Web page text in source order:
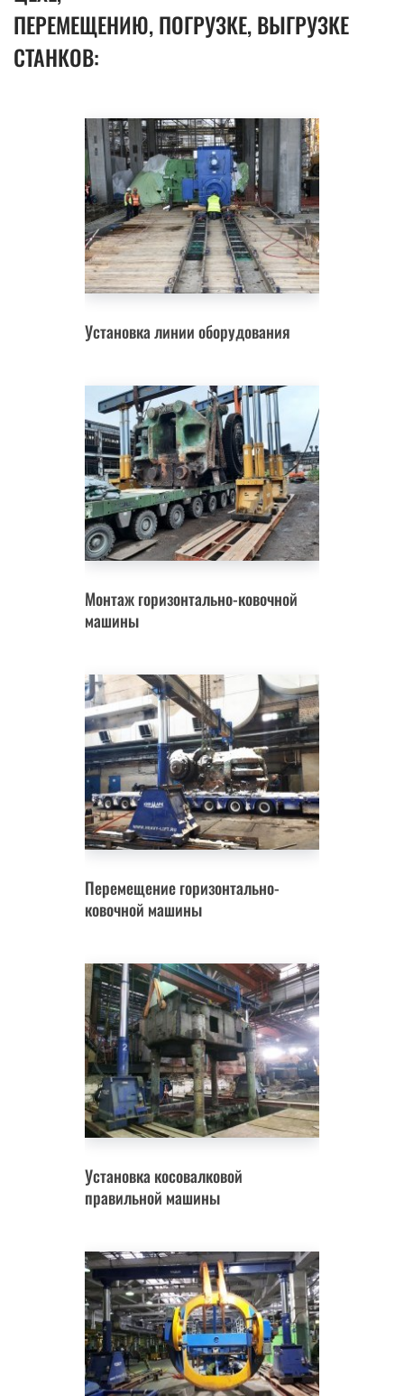
ПЕРЕМЕЩЕНИЮ, ПОГРУЗКЕ, ВЫГРУЗКЕ
СТАНКОВ:
Установка линии оборудования
Монтаж горизонтально-ковочной
машины
Перемещение горизонтально-
ковочной машины
Установка косовалковой
правильной машины